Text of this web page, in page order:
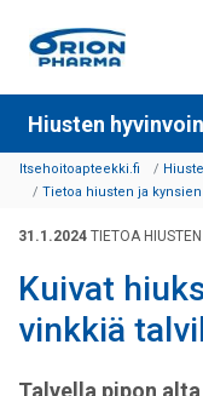
Siirry sisältöön
Hiusten
Itsehoitoapteekki.fi
Tietoa hiusten ja
31.1.2024 TIETOA
Kuivat
vinkkiä
Talvella pipon